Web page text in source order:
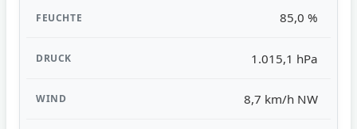
85,0 %
1.015,1 hPa
8,7 km/h NW